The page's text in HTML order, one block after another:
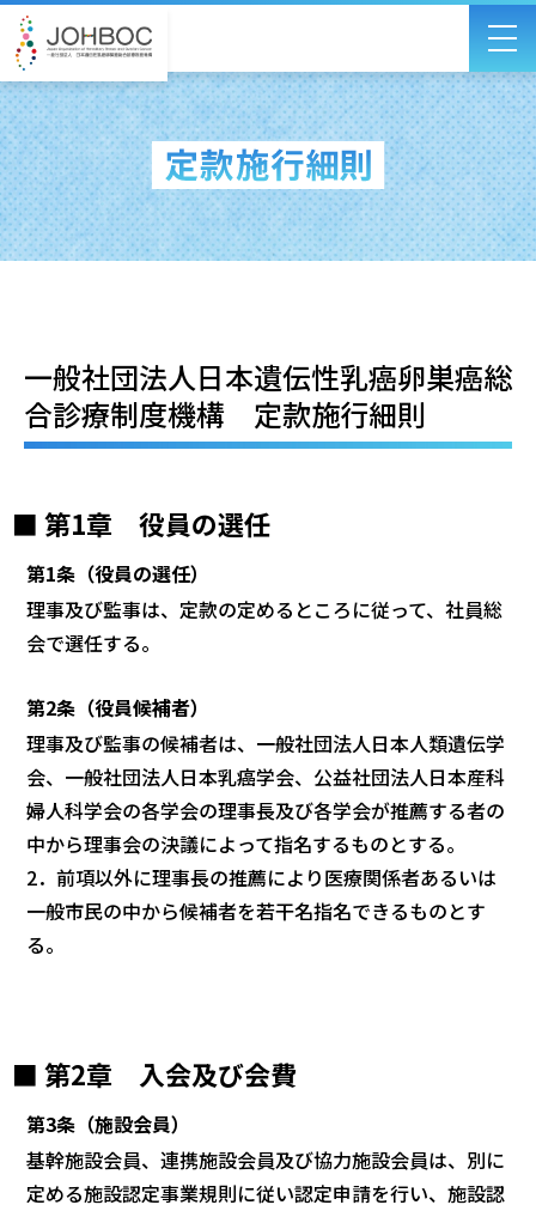
一般社団法人日本遺伝性乳癌卵巣癌総
合診療制度機構 定款施行細則
■ 第1章 役員の選任
第1条（役員の選任）
理事及び監事は、定款の定めるところに従って、社員総
会で選任する。
第2条（役員候補者）
理事及び監事の候補者は、一般社団法人日本人類遺伝学
会、一般社団法人日本乳癌学会、公益社団法人日本産科
婦人科学会の各学会の理事長及び各学会が推薦する者の
中から理事会の決議によって指名するものとする。
2．前項以外に理事長の推薦により医療関係者あるいは
一般市民の中から候補者を若干名指名できるものとす
る。
■ 第2章 入会及び会費
第3条（施設会員）
基幹施設会員、連携施設会員及び協力施設会員は、別に
定める施設認定事業規則に従い認定申請を行い、施設認